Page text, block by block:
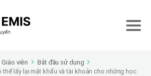
Giáo viên
Bắt đầu sử dụng
thể lấy lại mật khẩu và tài khoản cho những học